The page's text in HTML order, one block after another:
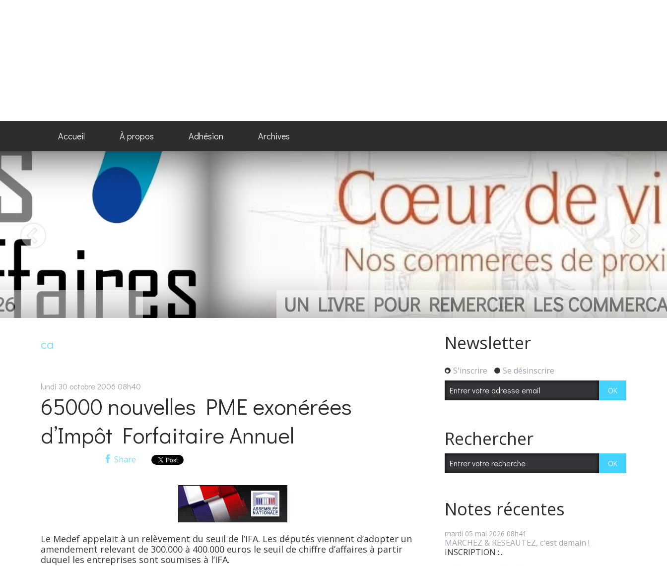
Accueil À propos Adhésion Archives
UN LIVRE POUR REMERCIER LES COMMERCANTS
ca
lundi 30 octobre 2006 08h40
65000 nouvelles PME exonérées
d’Impôt Forfaitaire Annuel
Share
Le Medef appelait à un relèvement du seuil de l’IFA. Les députés viennent d’adopter un
amendement relevant de 300.000 à 400.000 euros le seuil de chiffre d’affaires à partir
duquel les entreprises sont soumises à l’IFA.
Newsletter
S'inscrire Se désinscrire
Rechercher
Notes récentes
mardi 05 mai 2026 08h41
MARCHEZ & RESEAUTEZ, c'est demain !
INSCRIPTION :...